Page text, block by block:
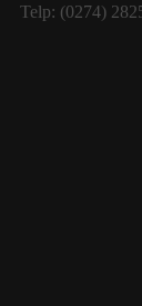
Telp: (0274)